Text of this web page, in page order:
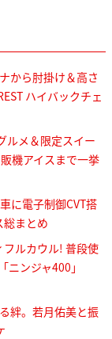
から肘掛け＆高さ
ハイバックチェ
ルメ＆限定スイー
機アイスまで一挙
に電子制御CVT搭
総まとめ
ルカウル! 普段使
ンジャ400」
絆。若月佑美と振